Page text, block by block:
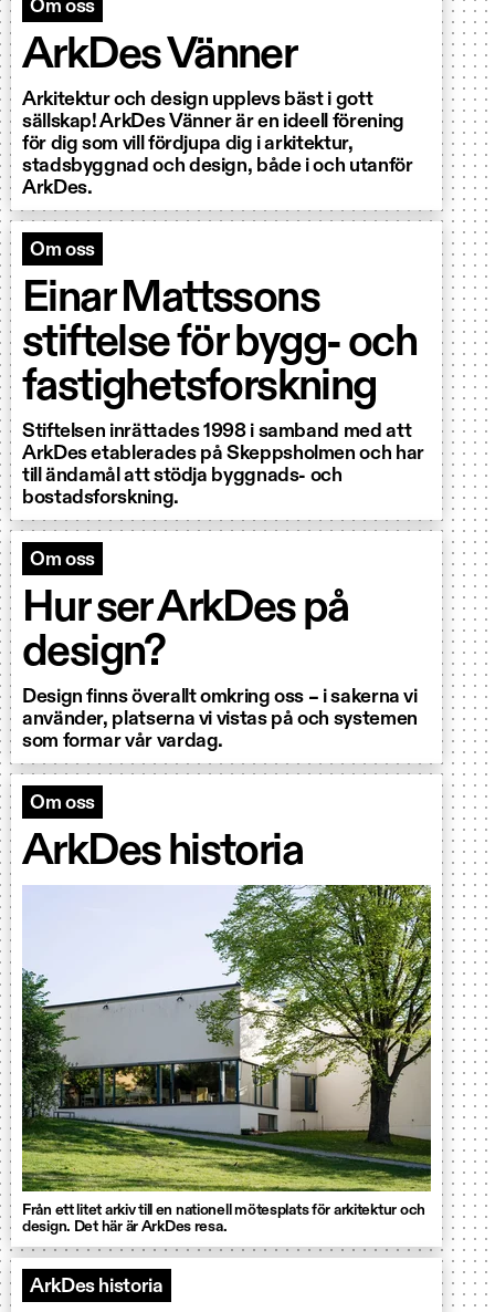
Om oss
ArkDes Vänner
Arkitektur och design upplevs bäst i gott
sällskap! ArkDes Vänner är en ideell förening
för dig som vill fördjupa dig i arkitektur,
stadsbyggnad och design, både i och utanför
ArkDes.
Om oss
Einar Mattssons
stiftelse för bygg- och
fastighetsforskning
Stiftelsen inrättades 1998 i samband med att
ArkDes etablerades på Skeppsholmen och har
till ändamål att stödja byggnads- och
bostadsforskning.
Om oss
Hur ser ArkDes på
design?
Design finns överallt omkring oss – i sakerna vi
använder, platserna vi vistas på och systemen
som formar vår vardag.
Om oss
ArkDes historia
Från ett litet arkiv till en nationell mötesplats för arkitektur och
design. Det här är ArkDes resa.
ArkDes historia